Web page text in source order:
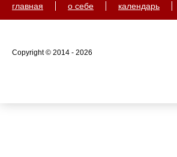
главная о себе календарь
Copyright © 2014 - 2026